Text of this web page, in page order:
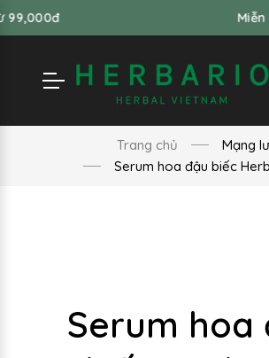
Miễn phí
Trang chủ
Mạng
Serum hoa đậu biếc
Serum hoa